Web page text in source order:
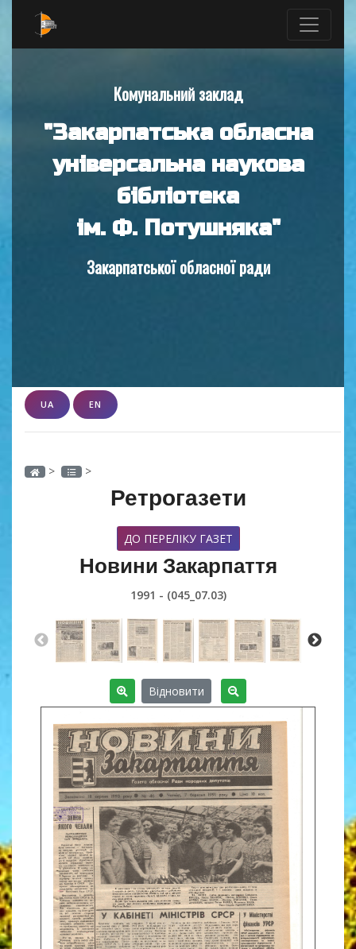
Комунальний заклад
"Закарпатська обласна
універсальна наукова
бібліотека
ім. Ф. Потушняка"
Закарпатської обласної ради
UA EN
> >
Ретрогазети
ДО ПЕРЕЛІКУ ГАЗЕТ
Новини Закарпаття
1991 - (045_07.03)
Відновити